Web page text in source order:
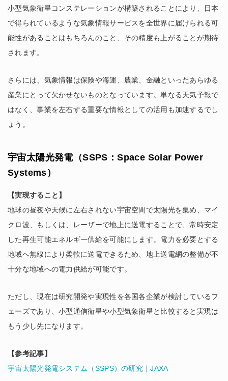
小型気象衛星コンステレーションが構築されることにより、日本
で得られているような気象情報サービスを全世界に届けられる可
能性があることはもちろんのこと、その精度も上がることが期待
されます。
さらには、気象情報は保険や海運、農業、金融といったあらゆる
産業にとって欠かせないものとなっています。単なる天気予報で
はなく、事業を左右する重要な情報としての活用も加速するでし
ょう。
宇宙太陽光発電（SSPS：Space Solar Power
Systems）
【実現すること】
地球の昼夜や天候に左右されない宇宙空間で太陽光を集め、マイ
クロ波、もしくは、レーザーで地上に送電することで、常時安定
した再生可能エネルギー供給を可能にします。電力を必要とする
地域へ無線により柔軟に送電できるため、地上送電網の整備が不
十分な地域への電力供給が可能です。
ただし、現在は研究開発や実現性を各国各企業が検討しているフ
ェーズであり、小型通信衛星や小型気象衛星と比較すると実現は
もう少し先になります。
【参考記事】
宇宙太陽光発電システム（SSPS）の研究｜JAXA